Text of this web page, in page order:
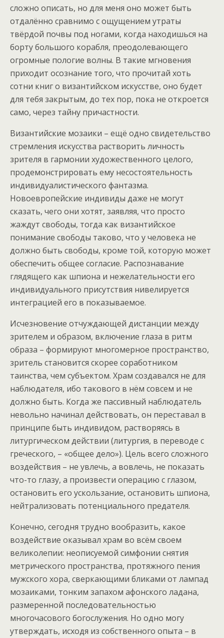
сложно описать, но для меня оно может быть
отдалённо сравнимо с ощущением утраты
твёрдой почвы под ногами, когда находишься на
борту большого корабля, преодолевающего
огромные пологие волны. В такие мгновения
приходит осознание того, что прочитай хоть
сотни книг о византийском искусстве, оно будет
для тебя закрытым, до тех пор, пока не откроется
само, через тайну причастности.
Византийские мозаики – ещё одно свидетельство
стремления искусства растворить личность
зрителя в гармонии художественного целого,
продемонстрировать ему несостоятельность
индивидуалистического фантазма.
Новоевропейские индивиды даже не могут
сказать, чего они хотят, заявляя, что просто
жаждут свободы, тогда как византийское
понимание свободы таково, что у человека не
должно быть свободы, кроме той, которую может
обеспечить общее согласие. Распознавание
глядящего как шпиона и нежелательности его
индивидуального присутствия нивелируется
интеграцией его в показываемое.
Исчезновение отчуждающей дистанции между
зрителем и образом, включение глаза в ритм
образа – формируют многомерное пространство,
зритель становится скорее соработником
таинства, чем субъектом. Храм создавался не для
наблюдателя, ибо такового в нём совсем и не
должно быть. Когда же пассивный наблюдатель
невольно начинал действовать, он переставал в
принципе быть индивидом, растворяясь в
литургическом действии (литургия, в переводе с
греческого, – «общее дело»). Цель всего сложного
воздействия – не увлечь, а вовлечь, не показать
что-то глазу, а произвести операцию с глазом,
остановить его ускользание, остановить шпиона,
нейтрализовать потенциального предателя.
Конечно, сегодня трудно вообразить, какое
воздействие оказывал храм во всём своем
великолепии: неописуемой симфонии снятия
метрического пространства, протяжного пения
мужского хора, сверкающими бликами от лампад
мозаиками, тонким запахом афонского ладана,
размеренной последовательностью
многочасового богослужения. Но одно могу
утверждать, исходя из собственного опыта – в